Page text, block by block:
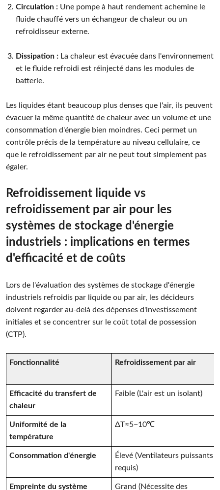
Circulation : Une pompe à haut rendement achemine le
fluide chauffé vers un échangeur de chaleur ou un
refroidisseur externe.
Dissipation : La chaleur est évacuée dans l'environnement
et le fluide refroidi est réinjecté dans les modules de
batterie.
Les liquides étant beaucoup plus denses que l'air, ils peuvent
évacuer la même quantité de chaleur avec un volume et une
consommation d'énergie bien moindres. Ceci permet un
contrôle précis de la température au niveau cellulaire, ce
que le refroidissement par air ne peut tout simplement pas
égaler.
Refroidissement liquide vs
refroidissement par air pour les
systèmes de stockage d'énergie
industriels : implications en termes
d'efficacité et de coûts
Lors de l'évaluation des systèmes de stockage d'énergie
industriels refroidis par liquide ou par air, les décideurs
doivent regarder au-delà des dépenses d'investissement
initiales et se concentrer sur le coût total de possession
(CTP).
Fonctionnalité Refroidissement par air
Efficacité du transfert de
chaleur
Faible (L'air est un isolant)
Uniformité de la
température
ΔT≈5−10℃
Consommation d'énergie
Élevé (Ventilateurs puissants
requis)
Empreinte du système
Grand (Nécessite des